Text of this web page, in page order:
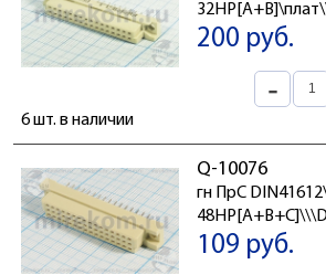
200 руб.
-
6 шт. в наличии
Q-10076
гн ПрС
109 руб.